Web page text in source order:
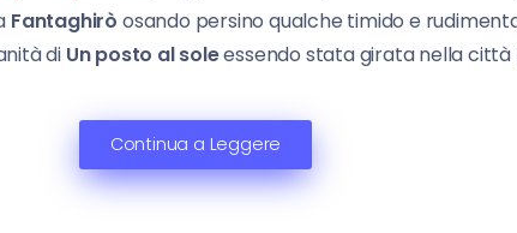
Fantaghirò osando persino qualche timido e
di Un posto al soleessendo stata girata nella
Continua a Leggere